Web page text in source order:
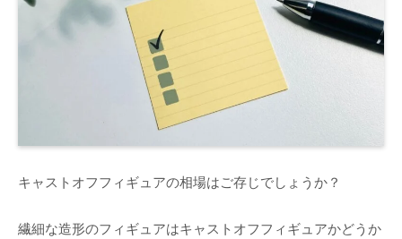
キャストオフフィギュアの相場はご存じでしょうか？
繊細な造形のフィギュアはキャストオフフィギュアかどうか